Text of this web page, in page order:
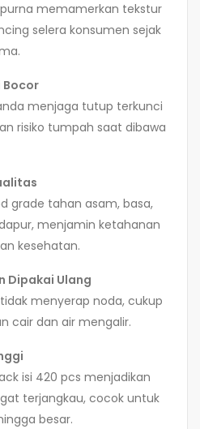
memamerkan tekstur
selera konsumen sejak
Bocor
menjaga tutup terkunci
risiko tumpah saat dibawa
grade tahan asam, basa,
menjamin ketahanan
kesehatan.
Dipakai Ulang
menyerap noda, cukup
cair dan air mengalir.
isi 420 pcs menjadikan
terjangkau, cocok untuk
besar.